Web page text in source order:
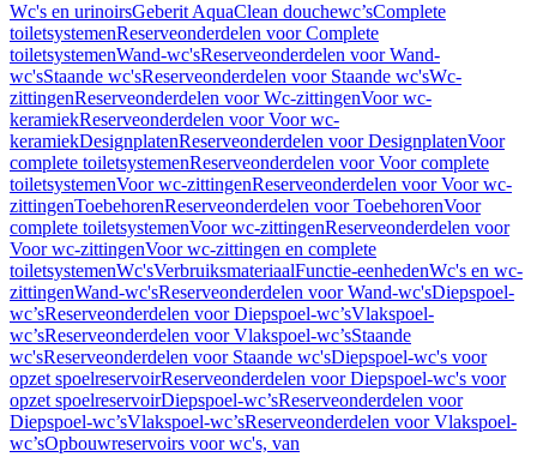
Wc's en urinoirsGeberit AquaClean douchewc’sComplete
toiletsystemenReserveonderdelen voor Complete
toiletsystemenWand-wc'sReserveonderdelen voor Wand-
wc'sStaande wc'sReserveonderdelen voor Staande wc'sWc-
zittingenReserveonderdelen voor Wc-zittingenVoor wc-
keramiekReserveonderdelen voor Voor wc-
keramiekDesignplatenReserveonderdelen voor DesignplatenVoor
complete toiletsystemenReserveonderdelen voor Voor complete
toiletsystemenVoor wc-zittingenReserveonderdelen voor Voor wc-
zittingenToebehorenReserveonderdelen voor ToebehorenVoor
complete toiletsystemenVoor wc-zittingenReserveonderdelen voor
Voor wc-zittingenVoor wc-zittingen en complete
toiletsystemenWc'sVerbruiksmateriaalFunctie-eenhedenWc's en wc-
zittingenWand-wc'sReserveonderdelen voor Wand-wc'sDiepspoel-
wc’sReserveonderdelen voor Diepspoel-wc’sVlakspoel-
wc’sReserveonderdelen voor Vlakspoel-wc’sStaande
wc'sReserveonderdelen voor Staande wc'sDiepspoel-wc's voor
opzet spoelreservoirReserveonderdelen voor Diepspoel-wc's voor
opzet spoelreservoirDiepspoel-wc’sReserveonderdelen voor
Diepspoel-wc’sVlakspoel-wc’sReserveonderdelen voor Vlakspoel-
wc’sOpbouwreservoirs voor wc's, van